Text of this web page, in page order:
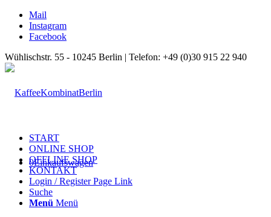
Mail
Instagram
Facebook
Wühlischstr. 55 - 10245 Berlin | Telefon: +49 (0)30 915 22 940
0Einkaufswagen
START
ONLINE SHOP
OFFLINE SHOP
KONTAKT
Login / Register Page Link
Suche
Menü Menü